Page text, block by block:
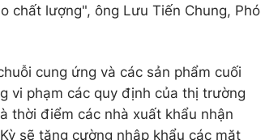
chất lượng", ông Lưu Tiến Chung, Phó
cung ứng và các sản phẩm cuối
vi phạm các quy định của thị trường
thời điểm các nhà xuất khẩu nhận
sẽ tăng cường nhập khẩu các mặt